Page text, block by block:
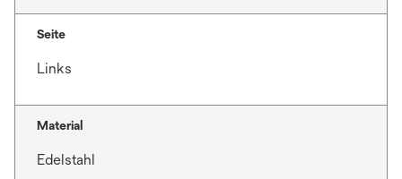
Seite
Links
Material
Edelstahl